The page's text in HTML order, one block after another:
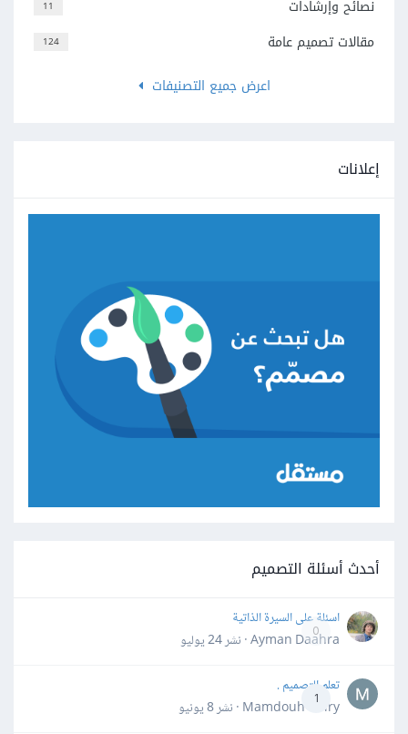
11 نصائح وإرشادات
124
مقالات تصميم عامة
اعرض جميع التصنيفات
إعلانات
أحدث أسئلة التصميم
0
اسئلة على السيرة الذاتية
Ayman Daahra · نشر
24 يوليو
1
تعلم التصميم .
Mamdouh Khiry · نشر
8 يونيو